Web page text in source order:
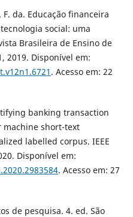
F. da. Educação financeira
social: uma
Brasileira de Ensino de
2019. Disponível em:
. Acesso em: 22
banking transaction
machine short-text
labelled corpus. IEEE
Disponível em:
. Acesso em: 27
de pesquisa. 4. ed. São